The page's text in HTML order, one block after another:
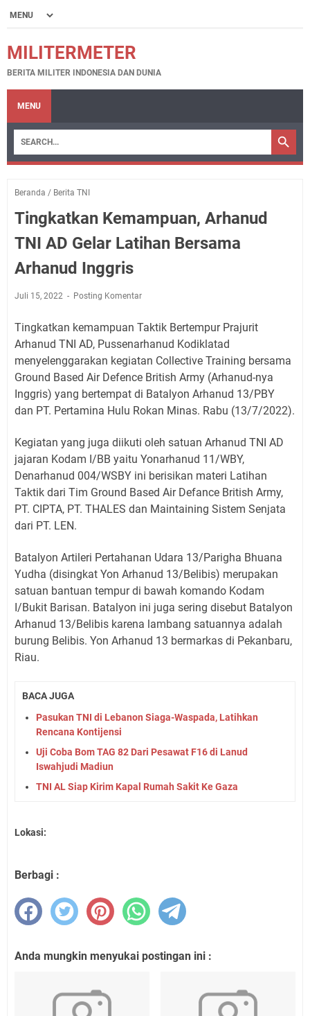
MILITERMETER
BERITA MILITER INDONESIA DAN DUNIA
MENU
Beranda / Berita TNI
Tingkatkan Kemampuan, Arhanud
TNI AD Gelar Latihan Bersama
Arhanud Inggris
Juli 15, 2022 Posting Komentar
Tingkatkan kemampuan Taktik Bertempur Prajurit
Arhanud TNI AD, Pussenarhanud Kodiklatad
menyelenggarakan kegiatan Collective Training bersama
Ground Based Air Defence British Army (Arhanud-nya
Inggris) yang bertempat di Batalyon Arhanud 13/PBY
dan PT. Pertamina Hulu Rokan Minas. Rabu (13/7/2022).
Kegiatan yang juga diikuti oleh satuan Arhanud TNI AD
jajaran Kodam I/BB yaitu Yonarhanud 11/WBY,
Denarhanud 004/WSBY ini berisikan materi Latihan
Taktik dari Tim Ground Based Air Defance British Army,
PT. CIPTA, PT. THALES dan Maintaining Sistem Senjata
dari PT. LEN.
Batalyon Artileri Pertahanan Udara 13/Parigha Bhuana
Yudha (disingkat Yon Arhanud 13/Belibis) merupakan
satuan bantuan tempur di bawah komando Kodam
I/Bukit Barisan. Batalyon ini juga sering disebut Batalyon
Arhanud 13/Belibis karena lambang satuannya adalah
burung Belibis. Yon Arhanud 13 bermarkas di Pekanbaru,
Riau.
BACA JUGA
Pasukan TNI di Lebanon Siaga-Waspada, Latihkan
Rencana Kontijensi
Uji Coba Bom TAG 82 Dari Pesawat F16 di Lanud
Iswahjudi Madiun
TNI AL Siap Kirim Kapal Rumah Sakit Ke Gaza
Lokasi:
Berbagi :
Anda mungkin menyukai postingan ini :